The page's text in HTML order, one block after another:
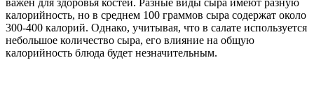
важен для здоровья костей. Разные виды сыра имеют разную
калорийность, но в среднем 100 граммов сыра содержат около
300-400 калорий. Однако, учитывая, что в салате используется
небольшое количество сыра, его влияние на общую
калорийность блюда будет незначительным.